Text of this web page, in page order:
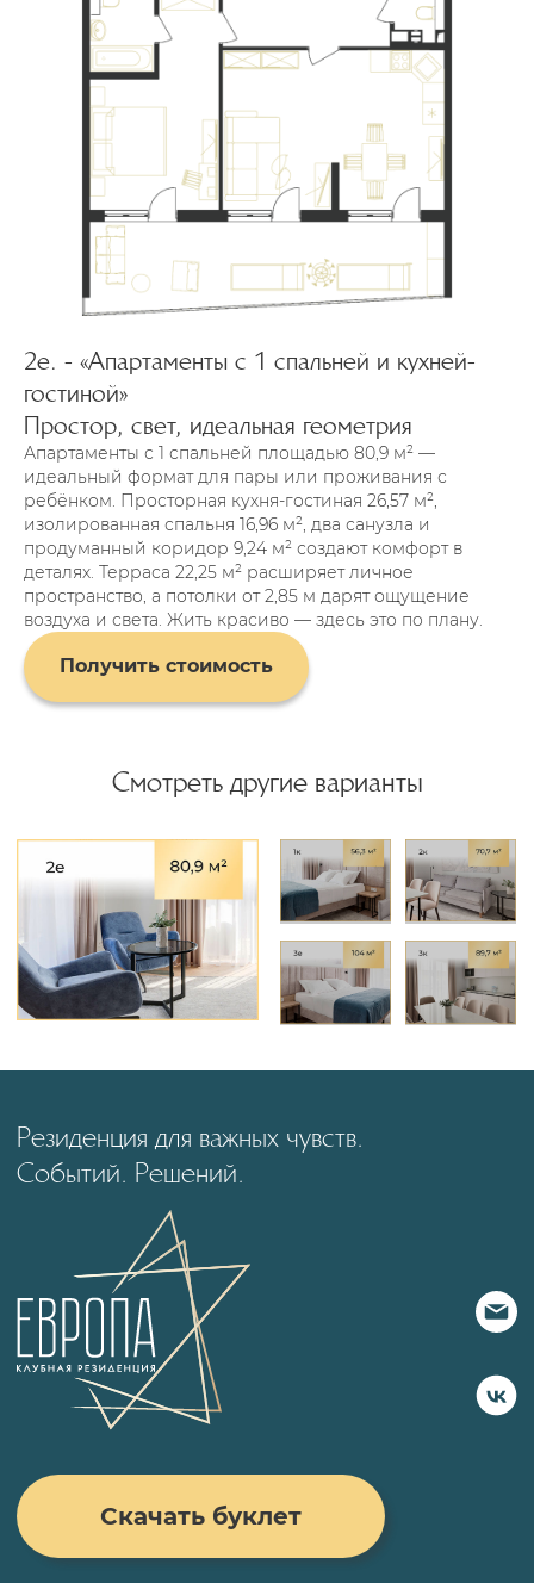
2е. - «Апартаменты с 1 спальней и кухней-
гостиной»
Простор, свет, идеальная геометрия
Апартаменты с 1 спальней площадью 80,9 м² —
идеальный формат для пары или проживания с
ребёнком. Просторная кухня-гостиная 26,57 м²,
изолированная спальня 16,96 м², два санузла и
продуманный коридор 9,24 м² создают комфорт в
деталях. Терраса 22,25 м² расширяет личное
пространство, а потолки от 2,85 м дарят ощущение
воздуха и света. Жить красиво — здесь это по плану.
Получить стоимость
мебелью и техникой
Техника и удобство
Два телевизора со Smart TV (один в
спальне, другой на кухне), Wi-Fi,
печь, мини-холодильник, сплит-
система, утюг, фен, электронные
замки, гладильная доска, сушилка для
белья.
Кухонная зона
Кухонный уголок, набор посуды,
кухонная утварь, столовые приборы,
стаканы, чайник, чайная станция,
набор для приготовления чая и
Санузел и гигиена
Душевая кабина, гигиенический
душ, санфаянс, раковина,
гигиенические средства, туалетные
средства, косметические средства,
Мебель и зона отдыха
На выбор две полутораспальные
кровати / кровать «King size», кресло-
кровать, раскладной диван, мягкая
мебель, мебельный гарнитур,
обеденный стол, рабочий стол,
гардеробная, кресла, пуфики, стулья,
зеркало, уличный стол и стулья из
тикового дерева (на террасе)
Любая информация, представленная на
офертой, определяемой положениями ст.437
ГК РФ.
политики обработки персональных данных
Пользовательское соглашение
GKvektorRF@yandex.ru
Резиденция для важных чувств.
Событий. Решений.
Скачать буклет